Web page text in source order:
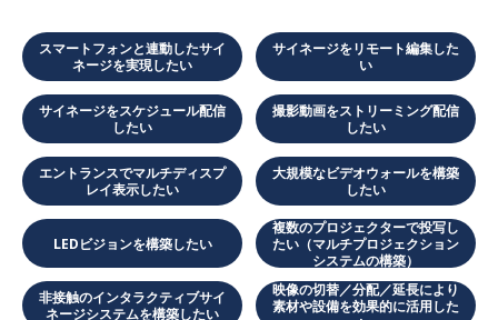
スマートフォンと連動したサイ
ネージを実現したい
サイネージをリモート編集した
い
サイネージをスケジュール配信
したい
撮影動画をストリーミング配信
したい
エントランスでマルチディスプ
レイ表示したい
大規模なビデオウォールを構築
したい
LEDビジョンを構築したい
複数のプロジェクターで投写し
たい（マルチプロジェクション
システムの構築）
非接触のインタラクティブサイ
ネージシステムを構築したい
映像の切替／分配／延長により
素材や設備を効果的に活用した